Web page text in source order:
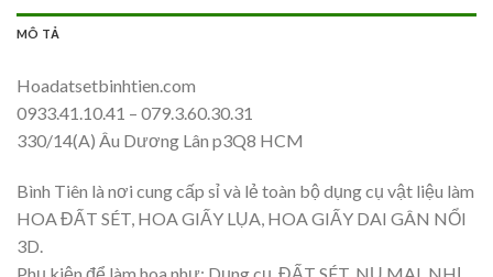
MÔ TẢ
Hoadatsetbinhtien.com
0933.41.10.41 – 079.3.60.30.31
330/14(A) Âu Dương Lân p3Q8 HCM
Bình Tiên là nơi cung cấp sỉ và lẻ toàn bộ dụng cụ vật liệu làm
HOA ĐẤT SÉT, HOA GIẤY LỤA, HOA GIẤY DAI GÂN NỔI
3D.